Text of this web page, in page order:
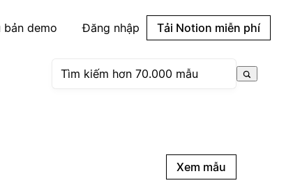
bản demo Đăng nhập Tải Notion miễn phí
Xem mẫu